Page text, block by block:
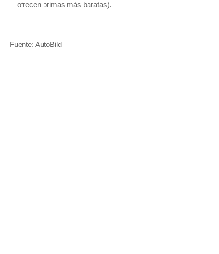
ofrecen primas más baratas).
Fuente: AutoBild